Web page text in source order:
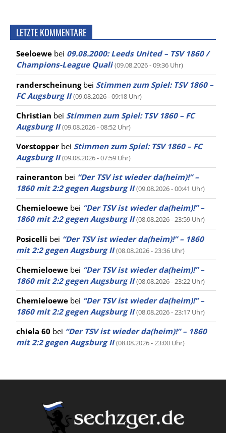
LETZTE KOMMENTARE
Seeloewe bei 09.08.2000: Leeds United – TSV 1860 /
Champions-League Quali (09.08.2026 - 09:36 Uhr)
randerscheinungbei Stimmen zum Spiel: TSV 1860 –
FC Augsburg II (09.08.2026 - 09:18 Uhr)
Christian bei Stimmen zum Spiel: TSV 1860 – FC
Augsburg II (09.08.2026 - 08:52 Uhr)
Vorstopper bei Stimmen zum Spiel: TSV 1860 – FC
Augsburg II (09.08.2026 - 07:59 Uhr)
raineranton bei “Der TSV ist wieder da(heim)!” –
1860 mit 2:2 gegen Augsburg II (09.08.2026 - 00:41 Uhr)
Chemieloewe bei “Der TSV ist wieder da(heim)!” –
1860 mit 2:2 gegen Augsburg II (08.08.2026 - 23:59 Uhr)
Posicelli bei “Der TSV ist wieder da(heim)!” – 1860
mit 2:2 gegen Augsburg II (08.08.2026 - 23:36 Uhr)
Chemieloewe bei “Der TSV ist wieder da(heim)!” –
1860 mit 2:2 gegen Augsburg II (08.08.2026 - 23:22 Uhr)
Chemieloewe bei “Der TSV ist wieder da(heim)!” –
1860 mit 2:2 gegen Augsburg II (08.08.2026 - 23:17 Uhr)
chiela 60 bei “Der TSV ist wieder da(heim)!” – 1860
mit 2:2 gegen Augsburg II (08.08.2026 - 23:00 Uhr)